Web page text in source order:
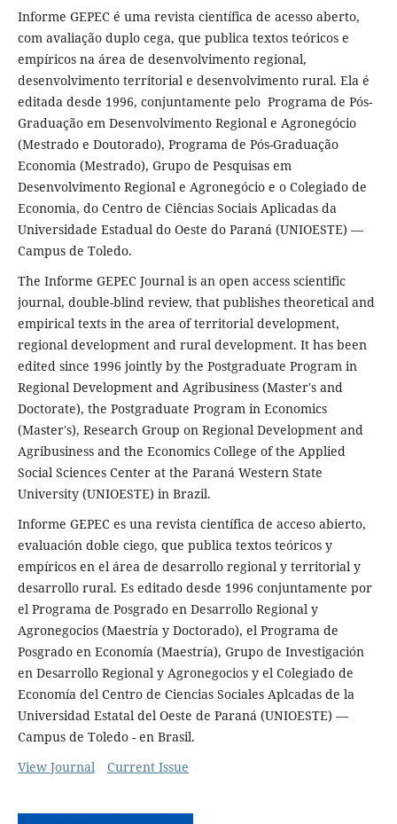
Informe GEPEC é uma revista científica de acesso aberto,
com avaliação duplo cega, que publica textos teóricos e
empíricos na área de desenvolvimento regional,
desenvolvimento territorial e desenvolvimento rural. Ela é
editada desde 1996, conjuntamente pelo Programa de Pós-
Graduação em Desenvolvimento Regional e Agronegócio
(Mestrado e Doutorado), Programa de Pós-Graduação
Economia (Mestrado), Grupo de Pesquisas em
Desenvolvimento Regional e Agronegócio e o Colegiado de
Economia, do Centro de Ciências Sociais Aplicadas da
Universidade Estadual do Oeste do Paraná (UNIOESTE) —
Campus de Toledo.
The Informe GEPEC Journal is an open access scientific
journal, double-blind review, that publishes theoretical and
empirical texts in the area of territorial development,
regional development and rural development. It has been
edited since 1996 jointly by the Postgraduate Program in
Regional Development and Agribusiness (Master's and
Doctorate), the Postgraduate Program in Economics
(Master's), Research Group on Regional Development and
Agribusiness and the Economics College of the Applied
Social Sciences Center at the Paraná Western State
University (UNIOESTE) in Brazil.
Informe GEPEC es una revista científica de acceso abierto,
evaluación doble ciego, que publica textos teóricos y
empíricos en el área de desarrollo regional y territorial y
desarrollo rural. Es editado desde 1996 conjuntamente por
el Programa de Posgrado en Desarrollo Regional y
Agronegocios (Maestría y Doctorado), el Programa de
Posgrado en Economía (Maestría), Grupo de Investigación
en Desarrollo Regional y Agronegocios y el Colegiado de
Economía del Centro de Ciencias Sociales Aplcadas de la
Universidad Estatal del Oeste de Paraná (UNIOESTE) —
Campus de Toledo - en Brasil.
View Journal
Current Issue